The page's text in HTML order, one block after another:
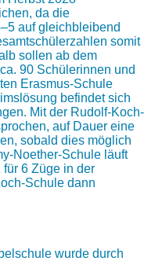
da die
auf gleichbleibend
somit
sollen ab dem
90 Schülerinnen und
Erasmus-Schule
befindet sich
Mit der Rudolf-Koch-
auf Dauer eine
sobald dies möglich
Noether-Schule läuft
6 Züge in der
Schule dann
wurde durch